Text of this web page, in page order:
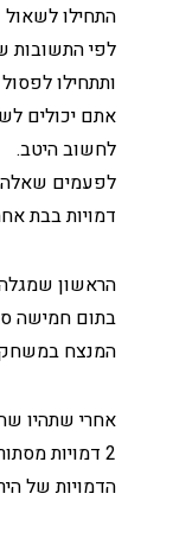
התחילו
לפי התשובות
ותתחילו
אתם יכולים
לחשוב היטב.
לפעמים שאלה
דמויות בבת
הראשון
בתום חמישה
המנצח
אחרי שתהיו
הדמויות של